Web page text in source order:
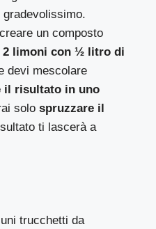
un composto
2 limoni con ½ litro di
devi mescolare
il risultato in uno
solo spruzzare il
ti lascerà a
trucchetti da